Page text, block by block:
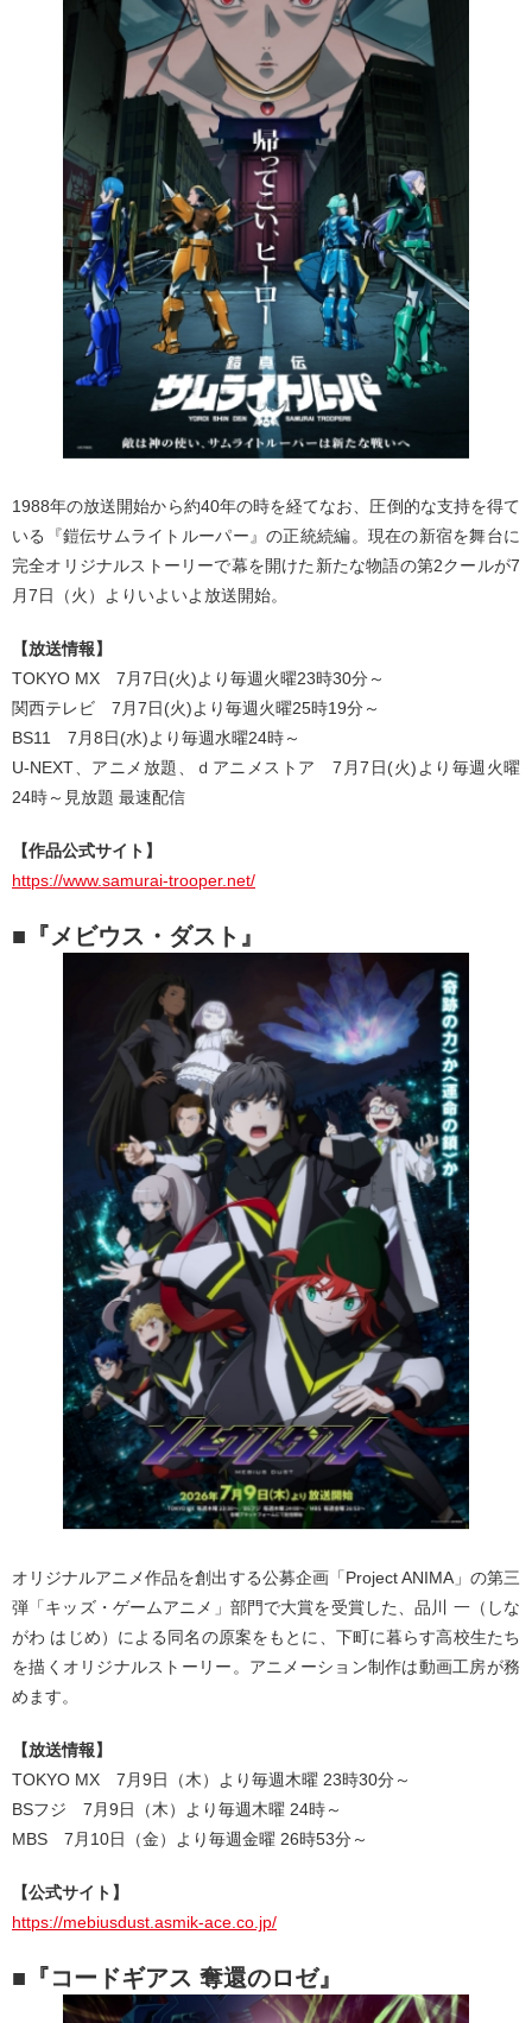
1988年の放送開始から約40年の時を経てなお、圧倒的な支持を得て
いる『鎧伝サムライトルーパー』の正統続編。現在の新宿を舞台に
完全オリジナルストーリーで幕を開けた新たな物語の第2クールが7
月7日（火）よりいよいよ放送開始。
【放送情報】
TOKYO MX 7月7日(火)より毎週火曜23時30分～
関西テレビ 7月7日(火)より毎週火曜25時19分～
BS11 7月8日(水)より毎週水曜24時～
U-NEXT、アニメ放題、ｄアニメストア 7月7日(火)より毎週火曜
24時～見放題 最速配信
【作品公式サイト】
https://www.samurai-trooper.net/
■『メビウス・ダスト』
オリジナルアニメ作品を創出する公募企画「Project ANIMA」の第三
弾「キッズ・ゲームアニメ」部門で大賞を受賞した、品川 一（しな
がわ はじめ）による同名の原案をもとに、下町に暮らす高校生たち
を描くオリジナルストーリー。アニメーション制作は動画工房が務
めます。
【放送情報】
TOKYO MX 7月9日（木）より毎週木曜 23時30分～
BSフジ 7月9日（木）より毎週木曜 24時～
MBS 7月10日（金）より毎週金曜 26時53分～
【公式サイト】
https://mebiusdust.asmik-ace.co.jp/
■『コードギアス 奪還のロゼ』